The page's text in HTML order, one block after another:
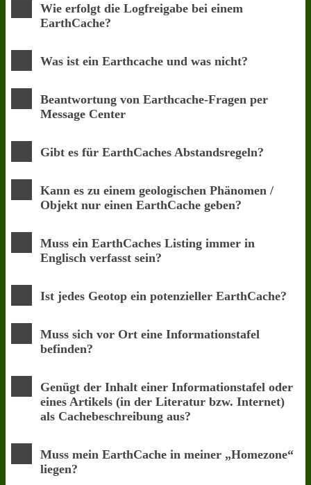
Wie erfolgt die Logfreigabe bei einem
EarthCache?
Was ist ein Earthcache und was nicht?
Beantwortung von Earthcache-Fragen per
Message Center
Gibt es für EarthCaches Abstandsregeln?
Kann es zu einem geologischen Phänomen /
Objekt nur einen EarthCache geben?
Muss ein EarthCaches Listing immer in
Englisch verfasst sein?
Ist jedes Geotop ein potenzieller EarthCache?
Muss sich vor Ort eine Informationstafel
befinden?
Genügt der Inhalt einer Informationstafel oder
eines Artikels (in der Literatur bzw. Internet)
als Cachebeschreibung aus?
Muss mein EarthCache in meiner „Homezone“
liegen?